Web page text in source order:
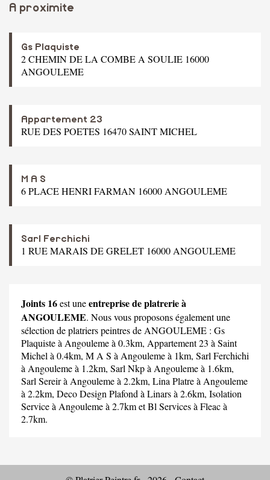
A proximite
Gs Plaquiste
2 CHEMIN DE LA COMBE A SOULIE 16000
ANGOULEME
Appartement 23
RUE DES POETES 16470 SAINT MICHEL
M A S
6 PLACE HENRI FARMAN 16000 ANGOULEME
Sarl Ferchichi
1 RUE MARAIS DE GRELET 16000 ANGOULEME
Joints 16est uneentreprise de platrerie à
ANGOULEME. Nous vous proposons également une
sélection de platriers peintres de ANGOULEME : Gs
Plaquisteà Angouleme à 0.3km, Appartement 23 à Saint
Michel à 0.4km, M A S à Angouleme à 1km, Sarl Ferchichi
à Angouleme à 1.2km, Sarl Nkpà Angouleme à 1.6km,
Sarl Sereirà Angouleme à 2.2km, Lina Platreà Angouleme
à 2.2km, Deco Design Plafond à Linars à 2.6km, Isolation
Serviceà Angouleme à 2.7km etBl Servicesà Fleac à
2.7km.